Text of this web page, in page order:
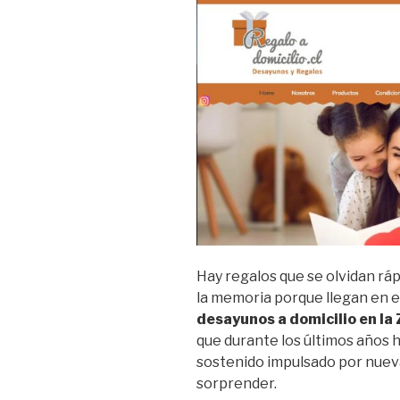
Hay regalos que se olvidan
la memoria porque llegan en
desayunos a domicilio en
que durante los últimos
sostenido impulsado por
sorprender.